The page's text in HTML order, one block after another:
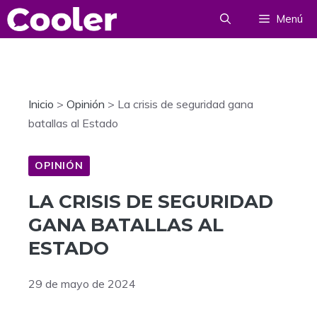
Saltar
al
Menú
Inicio > Opinión > La crisis de seguridad gana
batallas al Estado
OPINIÓN
LA CRISIS DE SEGURIDAD
GANA BATALLAS AL
ESTADO
29 de mayo de 2024